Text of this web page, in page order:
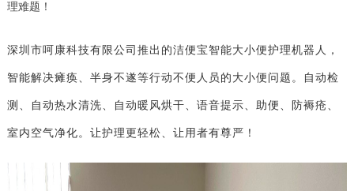
理难题！
深圳市呵康科技有限公司推出的洁便宝智能大小便护理机器人，
智能解决瘫痪、半身不遂等行动不便人员的大小便问题。自动检
测、自动热水清洗、自动暖风烘干、语音提示、助便、防褥疮、
室内空气净化。让护理更轻松、让用者有尊严！